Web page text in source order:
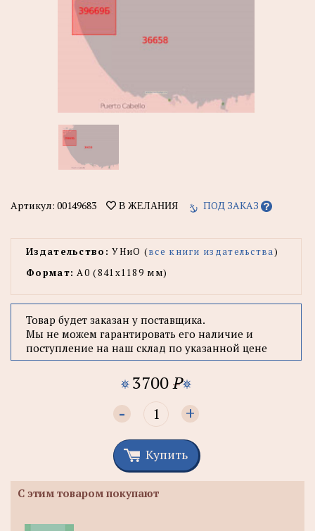
Артикул: 00149683 В ЖЕЛАНИЯ ПОД ЗАКАЗ
Издательство: УНиО (все книги издательства)
Формат: А0 (841x1189 мм)
Товар будет заказан у поставщика.
Мы не можем гарантировать его наличие и
поступление на наш склад по указанной цене
3700P
- +
Купить
С этим товаром покупают